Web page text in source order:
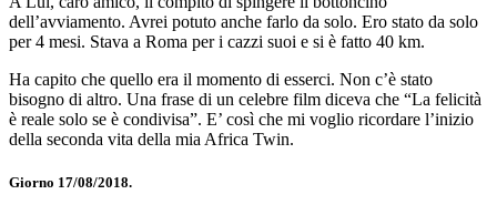
dell’avviamento. Avrei potuto anche farlo da solo. Ero stato da solo
per 4 mesi. Stava a Roma per i cazzi suoi e si è fatto 40 km.
Ha capito che quello era il momento di esserci. Non c’è stato
bisogno di altro. Una frase di un celebre film diceva che “La felicità
è reale solo se è condivisa”. E’ così che mi voglio ricordare l’inizio
della seconda vita della mia Africa Twin.
Giorno 17/08/2018.